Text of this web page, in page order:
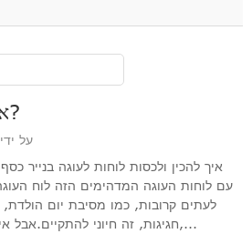
איך להכין לוח עוגה?
על ידי
איך להכין ולכסות לוחות לעוגה בנייר
עם לוחות העוגה המדהימים הזה לוח
לעתים קרובות, כמו מסיבת יום
חגיגות, זה חיוני להתקיים.אבל איך זה נעשה?מעטים יודעים,...